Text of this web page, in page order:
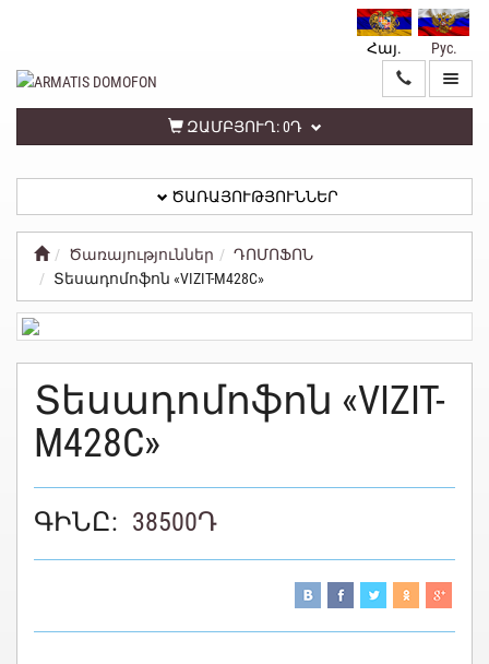
Հայ. Рус.
ԶԱՄԲՅՈՒՂ:0Դ
ԳԼԽԱՎՈՐ
ԾԱՌԱՅՈՒԹՅՈՒՆՆԵՐ
ԱՆՁՆԱԿԱՆ
ԳՐԱՍԵՆՅԱԿ
ՀԵՏԱԴԱՐՁ
ԿԱՊ
ՏԵՂԵԿԱՏՎՈՒԹՅՈՒՆ
ԳԱՂՏՆԻՈՒԹՅԱՆ
ՔԱՂԱՔԱԿԱՆՈՒԹՅՈՒՆ
ԾԱՌԱՅՈՒԹՅՈՒՆՆԵՐ
Ծառայություններ
ԴՈՄՈՖՈՆ
Տեսադոմոֆոն «VIZIT-M428С»
Տեսադոմոֆոն «VIZIT-
M428С»
ԳԻՆԸ: 38500Դ